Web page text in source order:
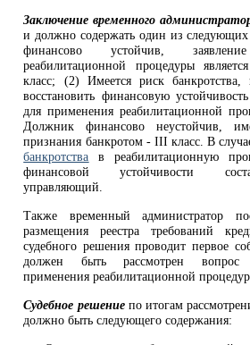
Заключение временного
и должно содержать один из
финансово устойчив,
реабилитационной процедуры
класс; (2) Имеется риск
восстановить финансовую
для применения реабилитационной
Должник финансово неустойчив,
признания банкротом - III класс.В
банкротства в реабилитационную
финансовой устойчивости
управляющий.
Также временный администратор
размещения реестра требований
судебного решения проводит первое
должен быть рассмотрен вопрос
применения реабилитационной
Судебное решениепо итогам
должно быть следующего содержания: